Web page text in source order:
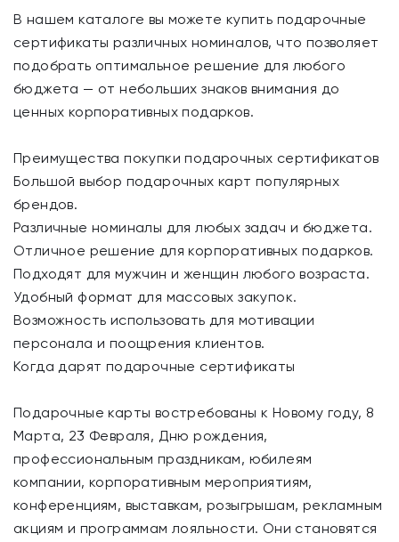
В нашем каталоге вы можете купить подарочные
сертификаты различных номиналов, что позволяет
подобрать оптимальное решение для любого
бюджета — от небольших знаков внимания до
ценных корпоративных подарков.
Преимущества покупки подарочных сертификатов
Большой выбор подарочных карт популярных
брендов.
Различные номиналы для любых задач и бюджета.
Отличное решение для корпоративных подарков.
Подходят для мужчин и женщин любого возраста.
Удобный формат для массовых закупок.
Возможность использовать для мотивации
персонала и поощрения клиентов.
Когда дарят подарочные сертификаты
Подарочные карты востребованы к Новому году, 8
Марта, 23 Февраля, Дню рождения,
профессиональным праздникам, юбилеям
компании, корпоративным мероприятиям,
конференциям, выставкам, розыгрышам, рекламным
акциям и программам лояльности. Они становятся